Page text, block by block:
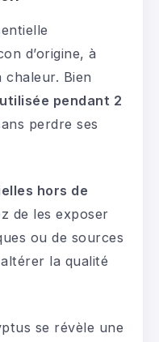
d’origine, à
chaleur. Bien
utilisée pendant 2
perdre ses
hors de
de les exposer
ou de sources
la qualité
se révèle une